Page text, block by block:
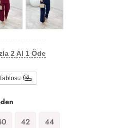
2 Al 1 Öde
42 44